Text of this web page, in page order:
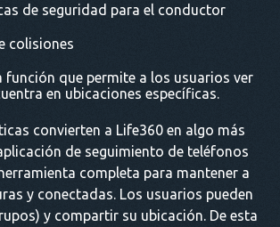
de seguridad para el conductor
colisiones
función que permite a los usuarios ver
en ubicaciones específicas.
convierten a Life360 en algo más
de seguimiento de teléfonos
completa para mantener a
y conectadas. Los usuarios pueden
y compartir su ubicación. De esta